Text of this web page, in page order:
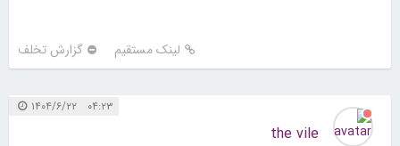
لینک مستقیم گزارش تخلف
۰۴:۲۳ ۱۴۰۴/۶/۲۲
the vile